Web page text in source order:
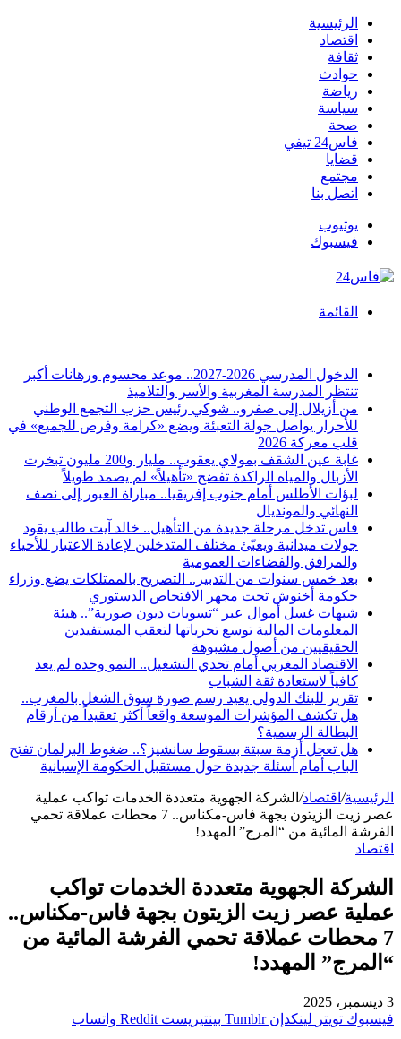
الرئيسية
اقتصاد
ثقافة
حوادث
رياضة
سياسة
صحة
فاس24 تيفي
قضايا
مجتمع
اتصل بنا
يوتيوب
فيسبوك
القائمة
الدخول المدرسي 2026-2027.. موعد محسوم ورهانات أكبر
تنتظر المدرسة المغربية والأسر والتلاميذ
من أزيلال إلى صفرو.. شوكي رئيس حزب التجمع الوطني
للأحرار يواصل جولة التعبئة ويضع «كرامة وفرص للجميع» في
قلب معركة 2026
غابة عين الشقف بمولاي يعقوب.. مليار و200 مليون تبخرت
الأزبال والمياه الراكدة تفضح «تأهيلاً» لم يصمد طويلاً
لبؤات الأطلس أمام جنوب إفريقيا.. مباراة العبور إلى نصف
النهائي والمونديال
فاس تدخل مرحلة جديدة من التأهيل.. خالد آيت طالب يقود
جولات ميدانية ويعبّئ مختلف المتدخلين لإعادة الاعتبار للأحياء
والمرافق والفضاءات العمومية
بعد خمس سنوات من التدبير.. التصريح بالممتلكات يضع وزراء
حكومة أخنوش تحت مجهر الافتحاص الدستوري
شبهات غسل أموال عبر “تسويات ديون صورية”.. هيئة
المعلومات المالية توسع تحرياتها لتعقب المستفيدين
الحقيقيين من أصول مشبوهة
الاقتصاد المغربي أمام تحدي التشغيل.. النمو وحده لم يعد
كافياً لاستعادة ثقة الشباب
تقرير للبنك الدولي يعيد رسم صورة سوق الشغل بالمغرب..
هل تكشف المؤشرات الموسعة واقعاً أكثر تعقيداً من أرقام
البطالة الرسمية؟
هل تعجل أزمة سبتة بسقوط سانشيز؟.. ضغوط البرلمان تفتح
الباب أمام أسئلة جديدة حول مستقبل الحكومة الإسبانية
الرئيسية/ اقتصاد/ الشركة الجهوية متعددة الخدمات تواكب عملية
عصر زيت الزيتون بجهة فاس-مكناس.. 7 محطات عملاقة تحمي
الفرشة المائية من “المرج” المهدد!
اقتصاد
الشركة الجهوية متعددة الخدمات تواكب
عملية عصر زيت الزيتون بجهة فاس-مكناس..
7 محطات عملاقة تحمي الفرشة المائية من
“المرج” المهدد!
3 ديسمبر، 2025
فيسبوك تويتر لينكدإن بينتيريست واتساب